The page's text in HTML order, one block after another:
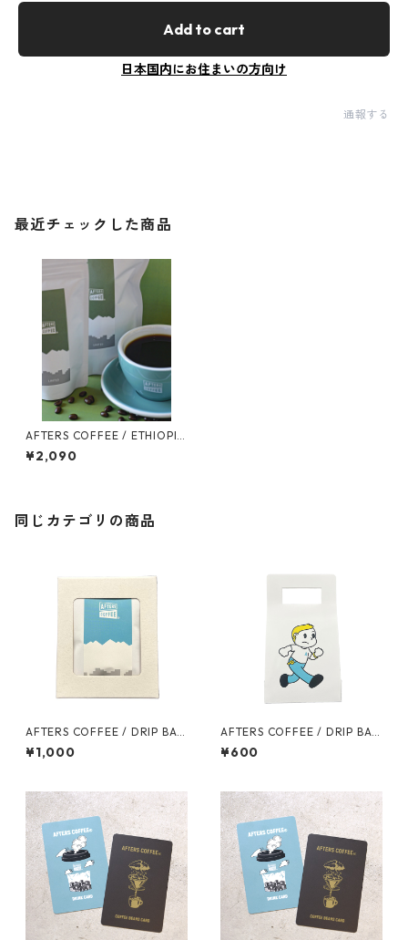
Add to cart
日本国内にお住まいの方向け
通報する
最近チェックした商品
AFTERS COFFEE / ETHIOPIA
イルガチャフェ ナチュラル 2
00g
¥2,090
同じカテゴリの商品
AFTERS COFFEE / DRIP BAG
SET (5個セット)
¥1,000
AFTERS COFFEE / DRIP BAG
SET (3個セット)
¥600